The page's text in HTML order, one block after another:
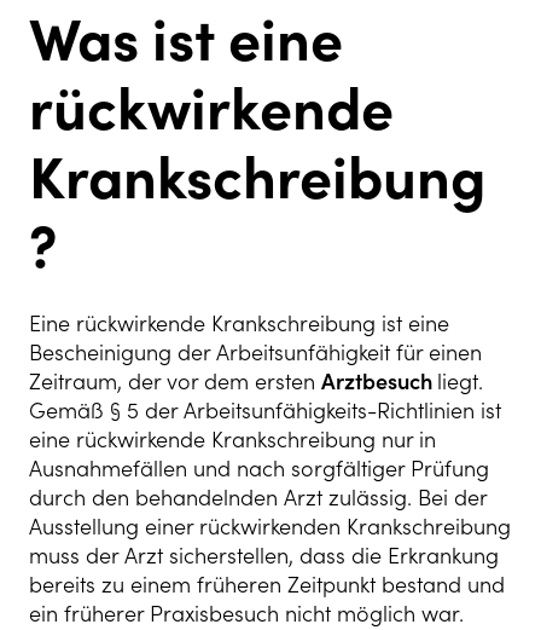
Was ist eine
rückwirkende
Krankschreibung
?
Eine rückwirkende Krankschreibung ist eine
Bescheinigung der Arbeitsunfähigkeit für einen
Zeitraum, der vor dem ersten Arztbesuch liegt.
Gemäß § 5 der Arbeitsunfähigkeits-Richtlinien ist
eine rückwirkende Krankschreibung nur in
Ausnahmefällen und nach sorgfältiger Prüfung
durch den behandelnden Arzt zulässig. Bei der
Ausstellung einer rückwirkenden Krankschreibung
muss der Arzt sicherstellen, dass die Erkrankung
bereits zu einem früheren Zeitpunkt bestand und
ein früherer Praxisbesuch nicht möglich war.